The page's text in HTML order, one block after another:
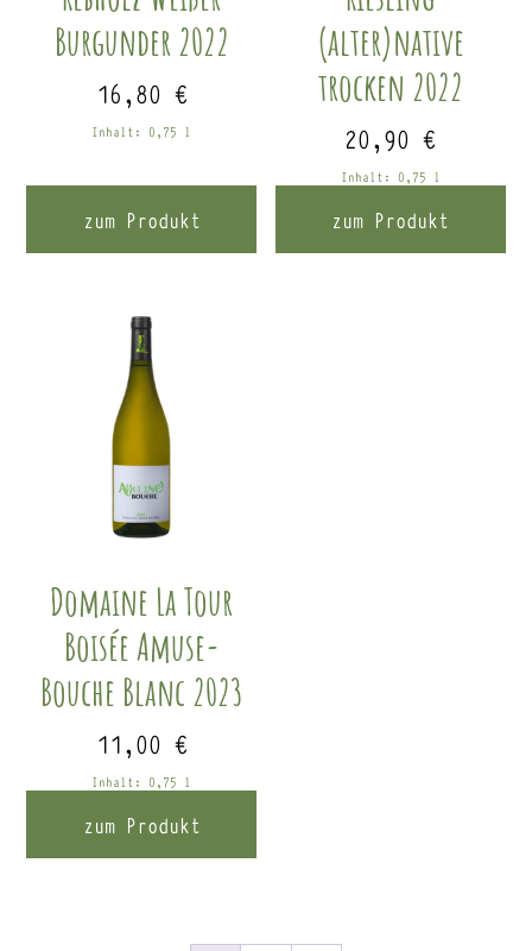
Burgunder 2022
16,80 €
Inhalt: 0,75 l
zum Produkt
(alter)native
trocken 2022
20,90€
Inhalt: 0,75 l
zum Produkt
Domaine La Tour
Boisée Amuse-
Bouche Blanc 2023
11,00 €
Inhalt: 0,75 l
zum Produkt